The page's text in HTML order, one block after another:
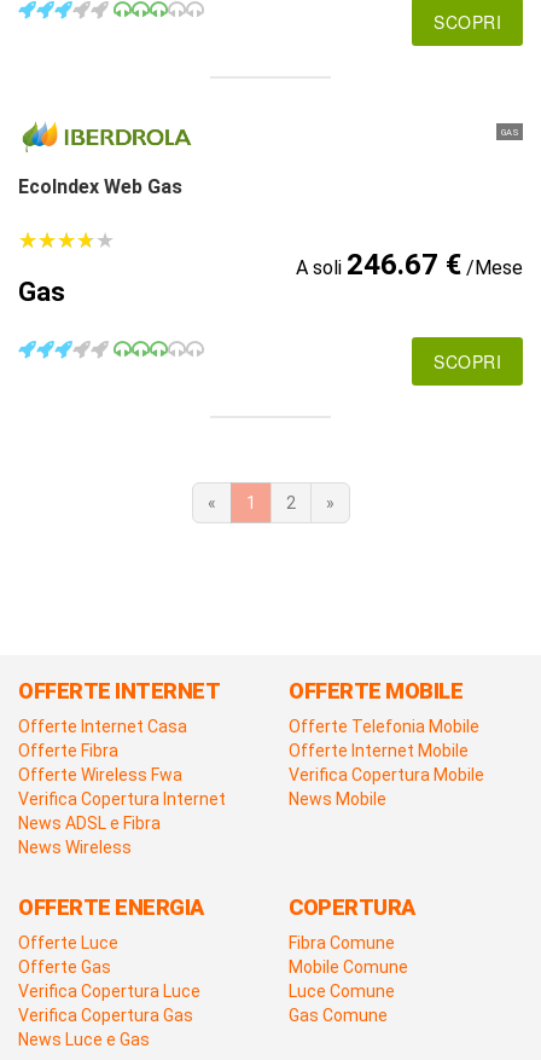
SCOPRI
GAS
EcoIndex Web Gas
★★★★★
★★★★★
Gas
A soli 246.67 €/Mese
SCOPRI
« 1 2 »
OFFERTE INTERNET
Offerte Internet Casa
Offerte Fibra
Offerte Wireless Fwa
Verifica Copertura Internet
News ADSL e Fibra
News Wireless
OFFERTE MOBILE
Offerte Telefonia Mobile
Offerte Internet Mobile
Verifica Copertura Mobile
News Mobile
OFFERTE ENERGIA
Offerte Luce
Offerte Gas
Verifica Copertura Luce
Verifica Copertura Gas
News Luce e Gas
COPERTURA
Fibra Comune
Mobile Comune
Luce Comune
Gas Comune